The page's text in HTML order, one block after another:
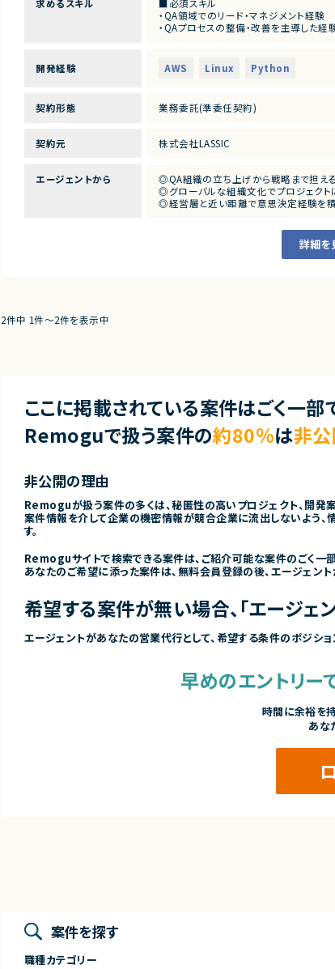
■業務内容
・現状のプロダクト品質課題の把握およ
・テストプロセスおよび品質ゲートの設計
・外部QAベンダーの選定・ディレクション
・自動テスト導入やCI/CD連携などの品
・QA組織の立ち上げおよびチームビルデ
求めるスキル
■必須スキル
・QA領域でのリード・マネジメント経験
・QAプロセスの整備・改善を主導した経
・外部パートナーや委託先との連携・進
・品質メトリクスの設計・可視化の実務経
■尚可スキル
・Fintech・金融系プロダクトのQA経験
・コンプライアンス・セキュリティ要件を
・スタートアップ・成長期の組織でのゼ
■求める人物像
・QAの現場経験を活かし組織全体の品
・開発・ビジネス双方に働きかけられる方
開発経験 AWS Linux Python
契約形態 業務委託(準委任契約)
契約元 株式会社LASSIC
エージェントから
◎QA組織の立ち上げから戦略まで担え
◎グローバルな組織文化でプロジェクト
◎経営層と近い距離で意思決定経験を積
◎フルリモートかつ柔軟な環境で働きや
詳細を
2件中 1件〜2件を表示中
ここに掲載されている案件はごく一部
Remoguで扱う案件の約80％は非
非公開の理由
Remoguが扱う案件の多くは、秘匿性の高いプロジェクト、開発案
案件情報を介して企業の機密情報が競合企業に流出しないよう
す。
Remoguサイトで検索できる案件は、ご紹介可能な案件のごく一
あなたのご希望に添った案件は、無料会員登録の後、エージェント
希望する案件が無い場合、「エージェ
エージェントがあなたの営業代行として、希望する条件のポジショ
早めのエントリー
時間に余裕を持
あな
案件を探す
職種カテゴリー